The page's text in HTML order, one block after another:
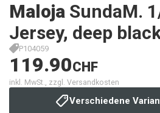
Maloja SundaM.
Jersey, deep
P104059
119.90CHF
inkl. MwSt., zzgl. Versandkosten
Verschiedene